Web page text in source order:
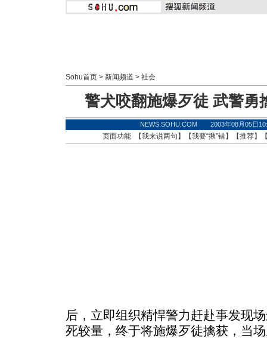
Sohu首页 > 新闻频道 > 社会
警犬咬翻施爆歹徒 武警勇
NEWS.SOHU.COM 2003年08月05日
页面功能 【我来说两句 】【我要“揪”错】【推荐】
后，立即组织精悍警力赶赴事发现
死较量，终于将施爆歹徒擒获，当